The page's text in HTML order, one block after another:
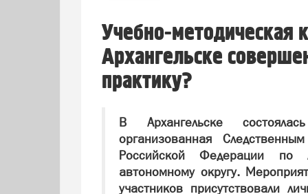
Учебно-методическая
Архангельске
практику?
В Архангельске
организованная
Российской Федерации по
автономному округу.
участников присутствовали